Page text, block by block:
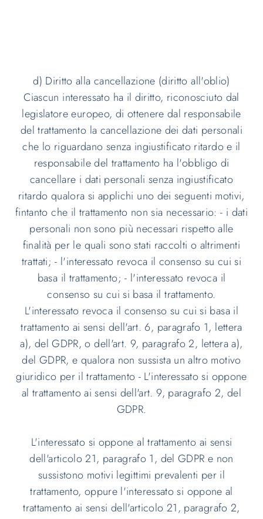
d) Diritto alla cancellazione (diritto all'oblio)
Ciascun interessato ha il diritto, riconosciuto dal
legislatore europeo, di ottenere dal responsabile
del trattamento la cancellazione dei dati personali
che lo riguardano senza ingiustificato ritardo e il
responsabile del trattamento ha l'obbligo di
cancellare i dati personali senza ingiustificato
ritardo qualora si applichi uno dei seguenti motivi,
fintanto che il trattamento non sia necessario: - i dati
personali non sono più necessari rispetto alle
finalità per le quali sono stati raccolti o altrimenti
trattati; - l'interessato revoca il consenso su cui si
basa il trattamento; - l'interessato revoca il
consenso su cui si basa il trattamento.
L'interessato revoca il consenso su cui si basa il
trattamento ai sensi dell'art. 6, paragrafo 1, lettera
a), del GDPR, o dell'art. 9, paragrafo 2, lettera a),
del GDPR, e qualora non sussista un altro motivo
giuridico per il trattamento - L'interessato si oppone
al trattamento ai sensi dell'art. 9, paragrafo 2, del
GDPR.
L'interessato si oppone al trattamento ai sensi
dell'articolo 21, paragrafo 1, del GDPR e non
sussistono motivi legittimi prevalenti per il
trattamento, oppure l'interessato si oppone al
trattamento ai sensi dell'articolo 21, paragrafo 2,